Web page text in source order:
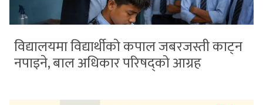
विद्यालयमा विद्यार्थीको कपाल जबरजस्ती काट्न
नपाइने, बाल अधिकार परिषद्को आग्रह